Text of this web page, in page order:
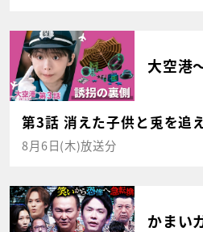
大空港
第3話 消えた子供と兎を追
8月6日(木)放送分
かまい